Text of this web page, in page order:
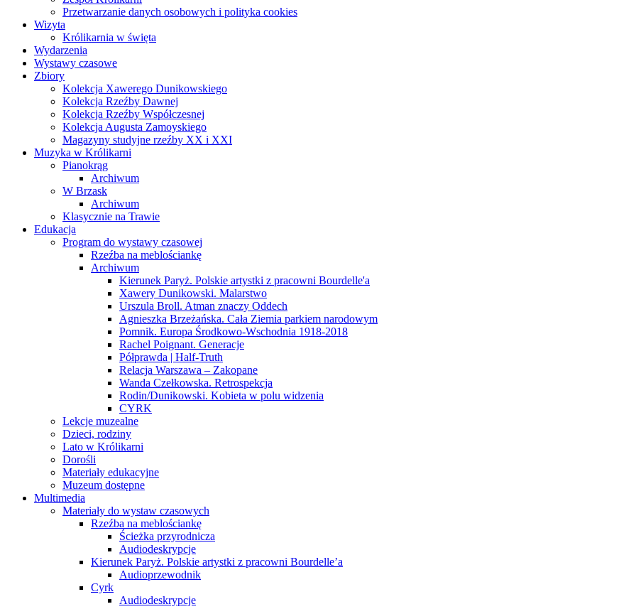
Przetwarzanie danych osobowych i polityka cookies
Wizyta
Królikarnia w święta
Wydarzenia
Wystawy czasowe
Zbiory
Kolekcja Xawerego Dunikowskiego
Kolekcja Rzeźby Dawnej
Kolekcja Rzeźby Współczesnej
Kolekcja Augusta Zamoyskiego
Magazyny studyjne rzeźby XX i XXI
Muzyka w Królikarni
Pianokrąg
Archiwum
W Brzask
Archiwum
Klasycznie na Trawie
Edukacja
Program do wystawy czasowej
Rzeźba na meblościankę
Archiwum
Kierunek Paryż. Polskie artystki z pracowni Bourdelle'a
Xawery Dunikowski. Malarstwo
Urszula Broll. Atman znaczy Oddech
Agnieszka Brzeżańska. Cała Ziemia parkiem narodowym
Pomnik. Europa Środkowo-Wschodnia 1918-2018
Rachel Poignant. Generacje
Półprawda | Half-Truth
Relacja Warszawa – Zakopane
Wanda Czełkowska. Retrospekcja
Rodin/Dunikowski. Kobieta w polu widzenia
CYRK
Lekcje muzealne
Dzieci, rodziny
Lato w Królikarni
Dorośli
Materiały edukacyjne
Muzeum dostępne
Multimedia
Materiały do wystaw czasowych
Rzeźba na meblościankę
Ścieżka przyrodnicza
Audiodeskrypcje
Kierunek Paryż. Polskie artystki z pracowni Bourdelle’a
Audioprzewodnik
Cyrk
Audiodeskrypcje